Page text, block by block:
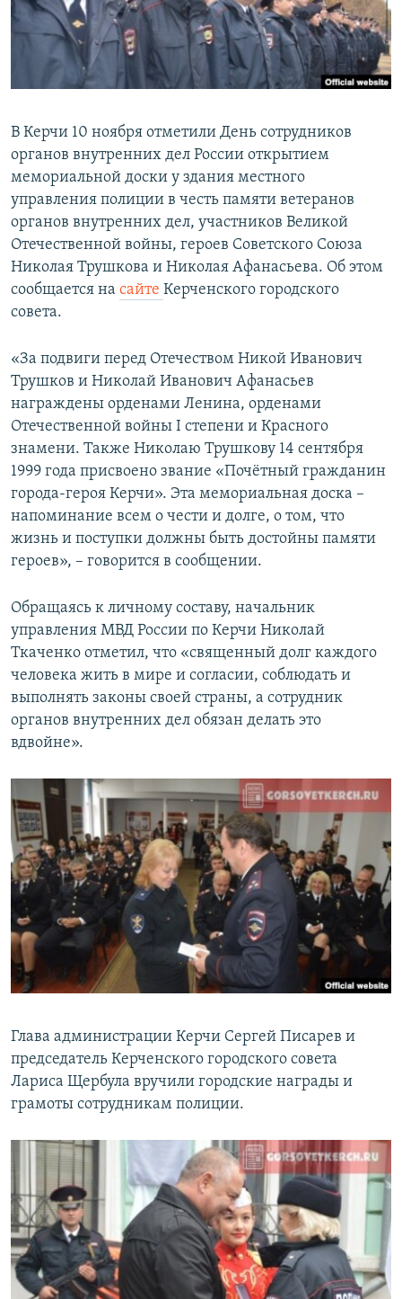
ПОБЕДИТЕЛЕЙ НЕ СУДЯТ?
КРЫМ.НЕПОКОРЕННЫЙ
ПРИСОЕДИНЯЙТЕСЬ!
Все сайты RFE/RL
В Керчи 10 ноября отметили День сотрудников
органов внутренних дел России открытием
мемориальной доски у здания местного
управления полиции в честь памяти ветеранов
органов внутренних дел, участников Великой
Отечественной войны, героев Советского Союза
Николая Трушкова и Николая Афанасьева. Об этом
сообщается на сайте Керченского городского
совета.
«За подвиги перед Отечеством Никой Иванович
Трушков и Николай Иванович Афанасьев
награждены орденами Ленина, орденами
Отечественной войны I степени и Красного
знамени. Также Николаю Трушкову 14 сентября
1999 года присвоено звание «Почётный гражданин
города-героя Керчи». Эта мемориальная доска –
напоминание всем о чести и долге, о том, что
жизнь и поступки должны быть достойны памяти
героев», – говорится в сообщении.
Обращаясь к личному составу, начальник
управления МВД России по Керчи Николай
Ткаченко отметил, что «священный долг каждого
человека жить в мире и согласии, соблюдать и
выполнять законы своей страны, а сотрудник
органов внутренних дел обязан делать это
вдвойне».
Глава администрации Керчи Сергей Писарев и
председатель Керченского городского совета
Лариса Щербула вручили городские награды и
грамоты сотрудникам полиции.